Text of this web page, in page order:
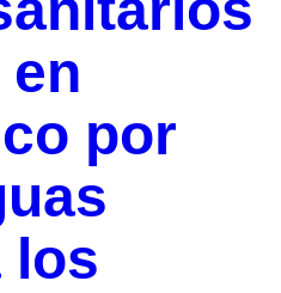
por
los